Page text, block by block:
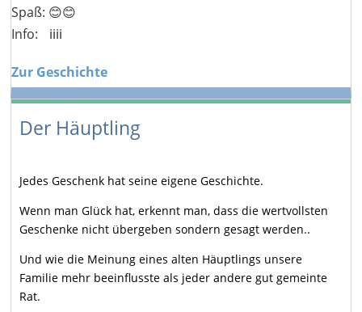
Spaß: 😊😊
Info:
ℹ️ℹ️ℹ️ℹ️
Zur Geschichte
Der Häuptling
Jedes Geschenk hat seine eigene Geschichte.
Wenn man Glück hat, erkennt man, dass die wertvollsten
Geschenke nicht übergeben sondern gesagt werden..
Und wie die Meinung eines alten Häuptlings unsere
Familie mehr beeinflusste als jeder andere gut gemeinte
Rat.